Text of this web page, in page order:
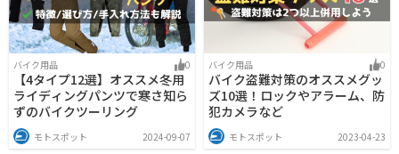
バイク用品 0
【4タイプ12選】オススメ冬用
ライディングパンツで寒さ知ら
ずのバイクツーリング
モトスポット 2024-09-07
バイク用品 0
バイク盗難対策のオススメグッ
ズ10選！ロックやアラーム、防
犯カメラなど
モトスポット 2023-04-23